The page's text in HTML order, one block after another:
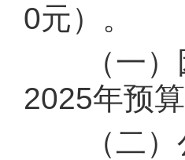
0元）。
（一）因
2025年预
（二）